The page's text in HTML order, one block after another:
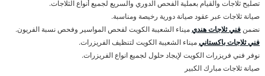
تصليح ثلاجات والقيام بعملية الفحص الدوري والسريع لجميع أنواع الثلاجات.
صيانة ثلاجات عبر عقود صيانة دورية رخيصة ومناسبة.
نضمن فني ثلاجات هنديميناء الشعيبة الكويت لفحص المواسير وفحص نسبة الفريون.
فني ثلاجات باكستانيميناء الشعيبة الكويت لتنظيف الفريزرات.
نوفر فني فريزرات الكويت لإيجاد حلول لجميع انواع الفريزرات.
صيانة ثلاجات مبارك الكبير